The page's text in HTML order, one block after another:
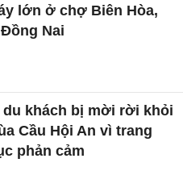
lớn ở chợ Biên Hòa,
Nai
du khách bị mời rời khỏi
Cầu Hội An vì trang
phản cảm